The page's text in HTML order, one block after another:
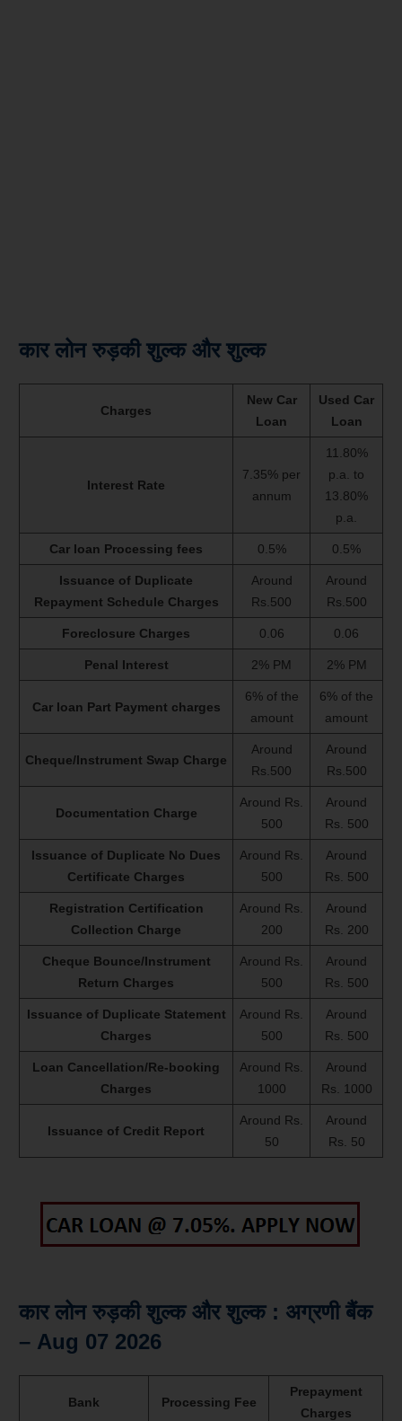
कार लोन रुड़की शुल्क और शुल्क
Charges
New Car
Loan
Used Car
Loan
Interest Rate
7.35% per
annum
11.80%
p.a. to
13.80%
p.a.
Car loan Processing fees 0.5% 0.5%
Issuance of Duplicate
Repayment Schedule Charges
Around
Rs.500
Around
Rs.500
Foreclosure Charges 0.06 0.06
Penal Interest 2% PM 2% PM
Car loan Part Payment charges
6% of the
amount
6% of the
amount
Cheque/Instrument Swap Charge
Around
Rs.500
Around
Rs.500
Documentation Charge
Around Rs.
500
Around
Rs. 500
Issuance of Duplicate No Dues
Certificate Charges
Around Rs.
500
Around
Rs. 500
Registration Certification
Collection Charge
Around Rs.
200
Around
Rs. 200
Cheque Bounce/Instrument
Return Charges
Around Rs.
500
Around
Rs. 500
Issuance of Duplicate Statement
Charges
Around Rs.
500
Around
Rs. 500
Loan Cancellation/Re-booking
Charges
Around Rs.
1000
Around
Rs. 1000
Issuance of Credit Report
Around Rs.
50
Around
Rs. 50
कार लोन रुड़की शुल्क और शुल्क : अग्रणी बैंक
– Aug 07 2026
Bank Processing Fee
Prepayment
Charges